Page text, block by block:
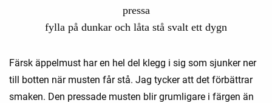
pressa
fylla på dunkar och låta stå svalt ett dygn
Färsk äppelmust har en hel del klegg i sig som sjunker ner
till botten när musten får stå. Jag tycker att det förbättrar
smaken. Den pressade musten blir grumligare i färgen än